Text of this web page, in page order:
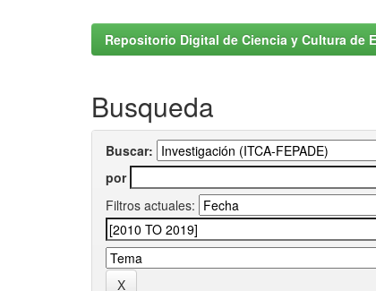
Repositorio Digital de Ciencia y Cultura de
Busqueda
Buscar:
por
Filtros actuales: